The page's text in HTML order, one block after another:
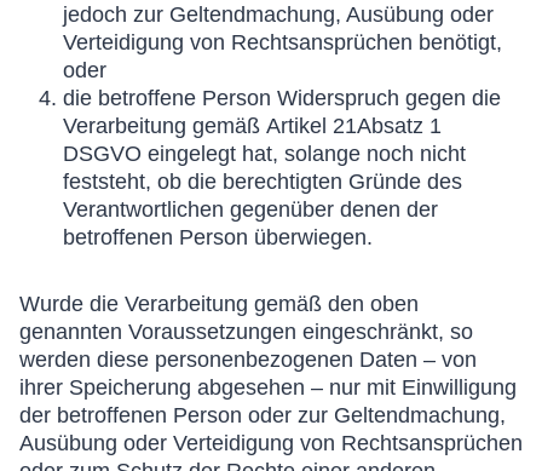
jedoch zur Geltendmachung, Ausübung oder
Verteidigung von Rechtsansprüchen benötigt,
oder
die betroffene Person Widerspruch gegen die
Verarbeitung gemäß Artikel 21Absatz 1
DSGVO eingelegt hat, solange noch nicht
feststeht, ob die berechtigten Gründe des
Verantwortlichen gegenüber denen der
betroffenen Person überwiegen.
Wurde die Verarbeitung gemäß den oben
genannten Voraussetzungen eingeschränkt, so
werden diese personenbezogenen Daten – von
ihrer Speicherung abgesehen – nur mit Einwilligung
der betroffenen Person oder zur Geltendmachung,
Ausübung oder Verteidigung von Rechtsansprüchen